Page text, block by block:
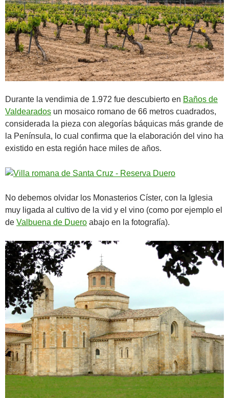
Durante la vendimia de 1.972 fue descubierto en Baños de
Valdearados un mosaico romano de 66 metros cuadrados,
considerada la pieza con alegorías báquicas más grande de
la Península, lo cual confirma que la elaboración del vino ha
existido en esta región hace miles de años.
No debemos olvidar los Monasterios Císter, con la Iglesia
muy ligada al cultivo de la vid y el vino (como por ejemplo el
de Valbuena de Duero abajo en la fotografía).